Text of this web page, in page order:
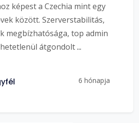
képest a Czechia mint egy
között. Szerverstabilitás,
megbízhatósága, top admin
átgondolt...
6 hónapja